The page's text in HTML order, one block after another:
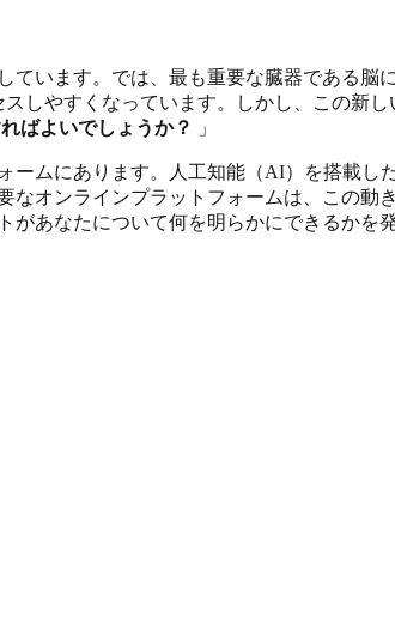
います。では、最も重要な臓器である脳
しやすくなっています。しかし、この新
ばよいでしょうか？ 」
ムにあります。人工知能（AI）を搭載し
オンラインプラットフォームは、この動
があなたについて何を明らかにできるかを